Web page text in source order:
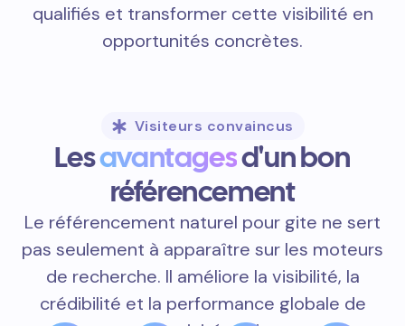
qualifiés et transformer cette visibilité en
opportunités concrètes.
Visiteurs convaincus
Lesavantagesd'un bon
référencement
Le référencement naturel pour gite ne sert
pas seulement à apparaître sur les moteurs
de recherche. Il améliore la visibilité, la
crédibilité et la performance globale de